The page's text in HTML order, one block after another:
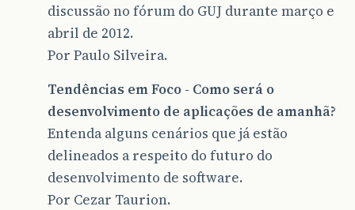
discussão no fórum do GUJ durante março e
abril de 2012.
Por Paulo Silveira.
Tendências em Foco - Como será o
desenvolvimento de aplicações de amanhã?
Entenda alguns cenários que já estão
delineados a respeito do futuro do
desenvolvimento de software.
Por Cezar Taurion.